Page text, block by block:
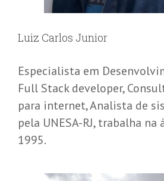
Luiz Carlos Junior
Especialista em
Full Stack developer,
para internet, Analista de
pela UNESA-RJ, trabalha na
1995.